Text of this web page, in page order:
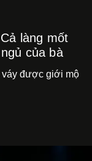
làng mốt
của bà
váy được giới mộ